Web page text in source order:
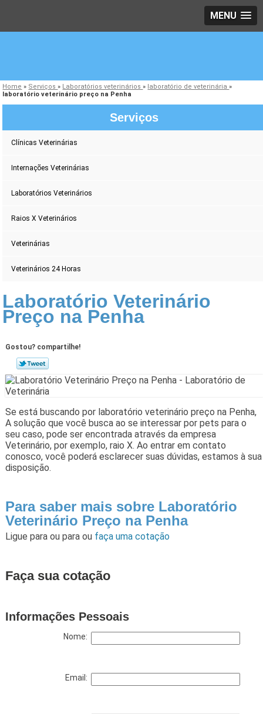
MENU
Home » Serviços» Laboratórios veterinários» laboratório de veterinária»
laboratório veterinário preço na Penha
Serviços
Clínicas Veterinárias
Internações Veterinárias
Laboratórios Veterinários
Raios X Veterinários
Veterinárias
Veterinários 24 Horas
Laboratório Veterinário
Preço na Penha
Gostou? compartilhe!
Se está buscando por laboratório veterinário preço na Penha,
A solução que você busca ao se interessar por pets para o
seu caso, pode ser encontrada através da empresa
Veterinário, por exemplo, raio X. Ao entrar em contato
conosco, você poderá esclarecer suas dúvidas, estamos à sua
disposição.
Para saber mais sobre Laboratório
Veterinário Preço na Penha
Ligue para ou para ou faça uma cotação
Faça sua cotação
Informações Pessoais
Nome:
Email: